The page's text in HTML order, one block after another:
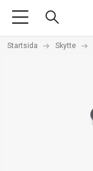
Startsida Skytte